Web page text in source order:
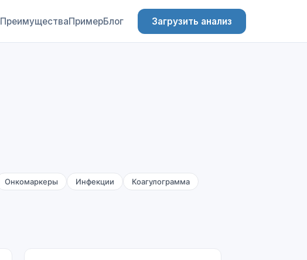
ПреимуществаПримерБлог Загрузить анализ
Онкомаркеры Инфекции
Коагулограмма